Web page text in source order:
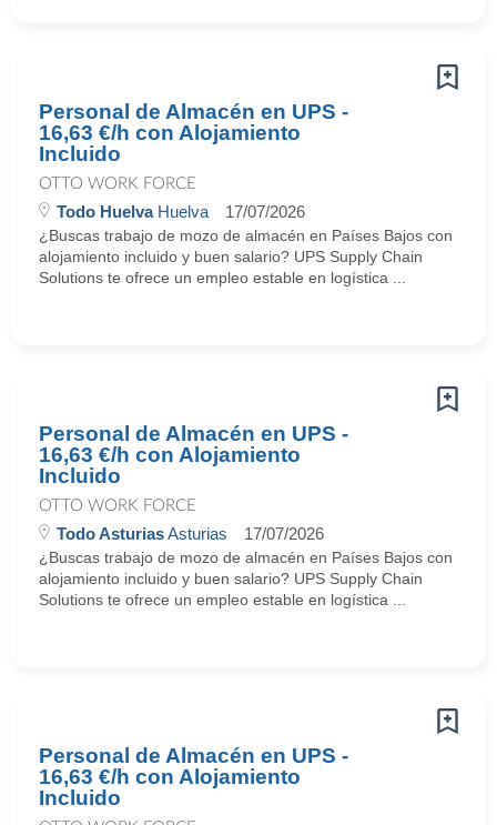
Personal de Almacén en UPS -
16,63 €/h con Alojamiento
Incluido
OTTO WORK FORCE
Todo HuelvaHuelva 17/07/2026
¿Buscas trabajo de mozo de almacén en Países Bajos con
alojamiento incluido y buen salario? UPS Supply Chain
Solutions te ofrece un empleo estable en logística ...
Personal de Almacén en UPS -
16,63 €/h con Alojamiento
Incluido
OTTO WORK FORCE
Todo AsturiasAsturias 17/07/2026
¿Buscas trabajo de mozo de almacén en Países Bajos con
alojamiento incluido y buen salario? UPS Supply Chain
Solutions te ofrece un empleo estable en logística ...
Personal de Almacén en UPS -
16,63 €/h con Alojamiento
Incluido